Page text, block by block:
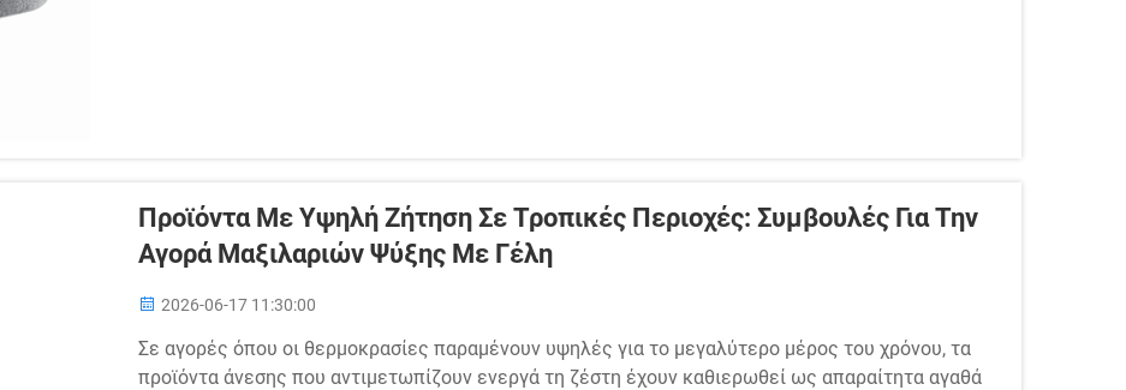
Προϊόντα Με Υψηλή Ζήτηση Σε Τροπικές Περιοχές: Συμβουλές Για Την
Αγορά Μαξιλαριών Ψύξης Με Γέλη
2026-06-17 11:30:00
Σε αγορές όπου οι θερμοκρασίες παραμένουν υψηλές για το μεγαλύτερο μέρος του χρόνου, τα
προϊόντα άνεσης που αντιμετωπίζουν ενεργά τη ζέστη έχουν καθιερωθεί ως απαραίτητα αγαθά